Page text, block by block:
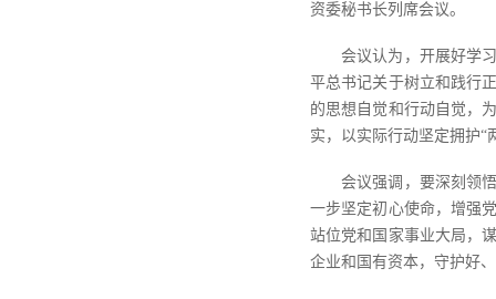
资委秘书长列席会议。
会议认为，开展好学
平总书记关于树立和践行
的思想自觉和行动自觉，
实，以实际行动坚定拥护“
会议强调，要深刻领
一步坚定初心使命，增强
站位党和国家事业大局，
企业和国有资本，守护好